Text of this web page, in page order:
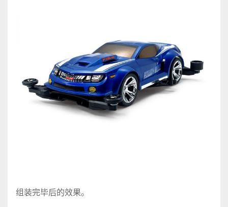
组装完毕后的效果。